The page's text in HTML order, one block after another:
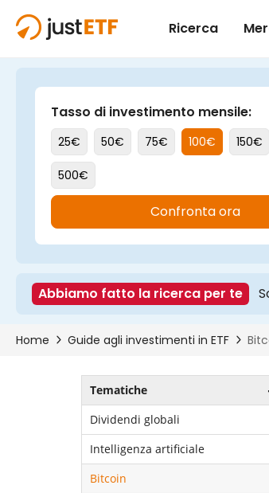
Tematiche
Dividendi globali
Intelligenza artificiale
Bitcoin